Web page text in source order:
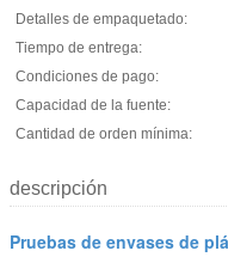
Detalles de empaquetado:
Tiempo de entrega:
Condiciones de pago:
Capacidad de la fuente:
Cantidad de orden mínima:
descripción
Pruebas de envases de